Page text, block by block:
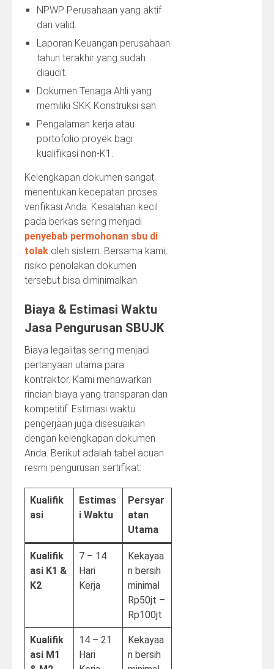
NPWP Perusahaan yang aktif
dan valid.
Laporan Keuangan perusahaan
tahun terakhir yang sudah
diaudit.
Dokumen Tenaga Ahli yang
memiliki SKK Konstruksi sah.
Pengalaman kerja atau
portofolio proyek bagi
kualifikasi non-K1.
Kelengkapan dokumen sangat
menentukan kecepatan proses
verifikasi Anda. Kesalahan kecil
pada berkas sering menjadi
penyebab permohonan sbu di
tolak oleh sistem. Bersama kami,
risiko penolakan dokumen
tersebut bisa diminimalkan.
Biaya & Estimasi Waktu
Jasa Pengurusan SBUJK
Biaya legalitas sering menjadi
pertanyaan utama para
kontraktor. Kami menawarkan
rincian biaya yang transparan dan
kompetitif. Estimasi waktu
pengerjaan juga disesuaikan
dengan kelengkapan dokumen
Anda. Berikut adalah tabel acuan
resmi pengurusan sertifikat:
Kualifik
asi
Estimas
i Waktu
Persyar
atan
Utama
Kualifik
asi K1 &
K2
7 – 14
Hari
Kerja
Kekayaa
n bersih
minimal
Rp50jt –
Rp100jt
Kualifik
asi M1
14 – 21
Hari
Kekayaa
n bersih